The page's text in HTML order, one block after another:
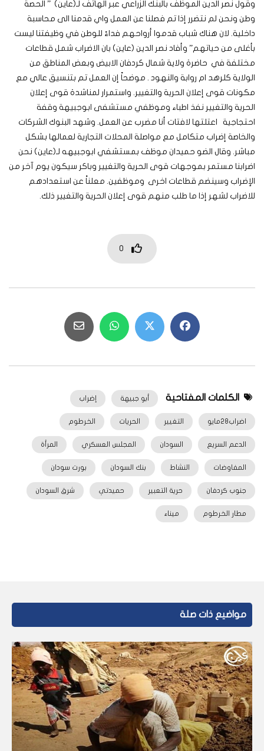
وقول نصر الدين الموظف بالبنك الزراعي عبر الهاتف لـ(عاين) ” الحصة
وطن ونحن لم نتضرر إذا تم فصلنا عن العمل واي قدمنا الى محاسبة
داخلية. لان هناك شباب قدموا أرواحهم فداءً للوطن في وظيفتنا ليست
بأغلى من حياتهم” وأفاد نصر الدين (عاين) بان الاضراب شمل قطاعات
مختلفة في حاضرة ولاية شمال كردفان الابيض وبعض المناطق من
الولاية كلرهد ام روابة والنهود . موضحاً إن العمل تم بتنسيق عالي مع
مكونات قوى إعلان الحرية والتغيير. واستمرار لمناشدة قوى إعلان
الحرية والتغيير نفذ اطباء وموظفي مستشفى ابوجبيهة وقفة
احتجاجية اعتلتها لافتات أنا مضرب عن العمل. وشهد البنوك الشركات
والخاصة إضراب متكامل مع مواصلة المحلات التجارية لعمالها بشكل
مباشر. وقال الضو حميدان موظف بمستشفي ابوجبيهه لـ(عاين) نحن
اضرابنا مستمر بموجهات قوى الحرية والتغيير وباكر سيكون يوم آخر من
الإضراب وسينضم قطاعات اخرى وموظفين. معلناً عن استعدادهم
للاضراب لشهر إذا ما طلب منهم قوى إعلان الحرية والتغيير ذلك.
0
الكلمات المفتاحية أبو جبيهة إضراب
اضراب28مايو التغيير الحريات الخرطوم
الدعم السريع السودان المجلس العسكري المرأة
المفاوضات النشاط بنك السودان بورت سودان
جنوب كردفان حرية التعبير حميدتي شرق السودان
مطار الخرطوم ميناء
مواضيع ذات صلة